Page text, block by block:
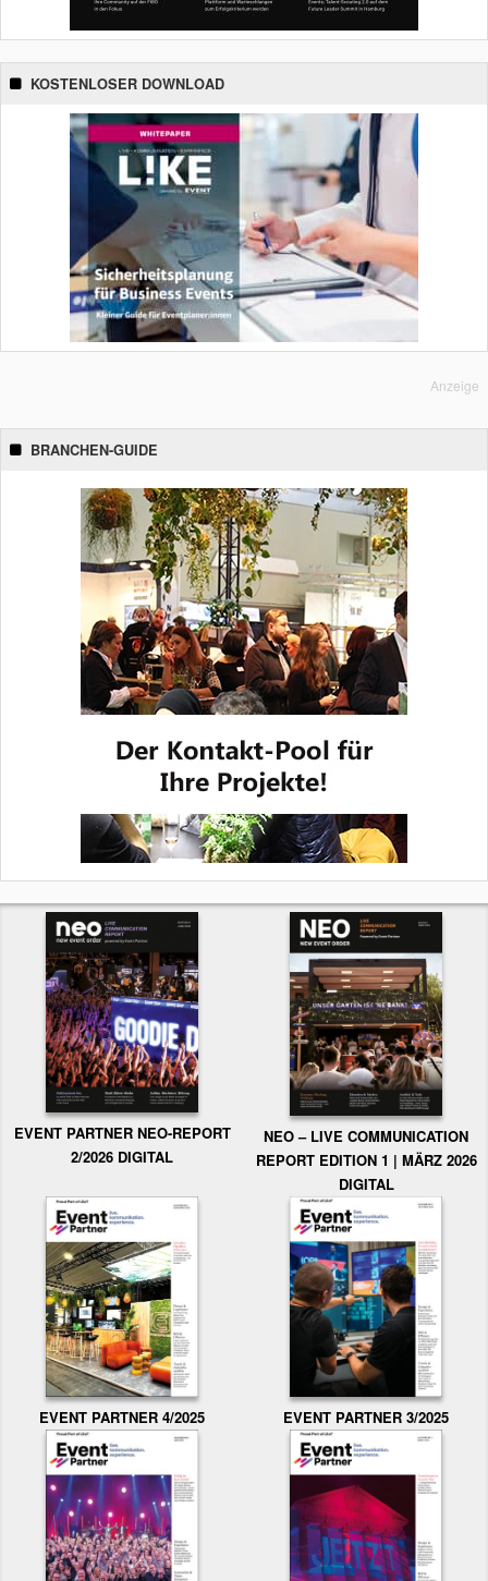
KOSTENLOSER DOWNLOAD
Anzeige
BRANCHEN-GUIDE
EVENT PARTNER NEO-REPORT
2/2026 DIGITAL
NEO – LIVE COMMUNICATION
REPORT EDITION 1 | MÄRZ 2026
DIGITAL
EVENT PARTNER 4/2025 EVENT PARTNER 3/2025